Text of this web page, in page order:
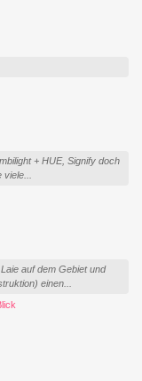
+ HUE, Signify doch
auf dem Gebiet und
einen...